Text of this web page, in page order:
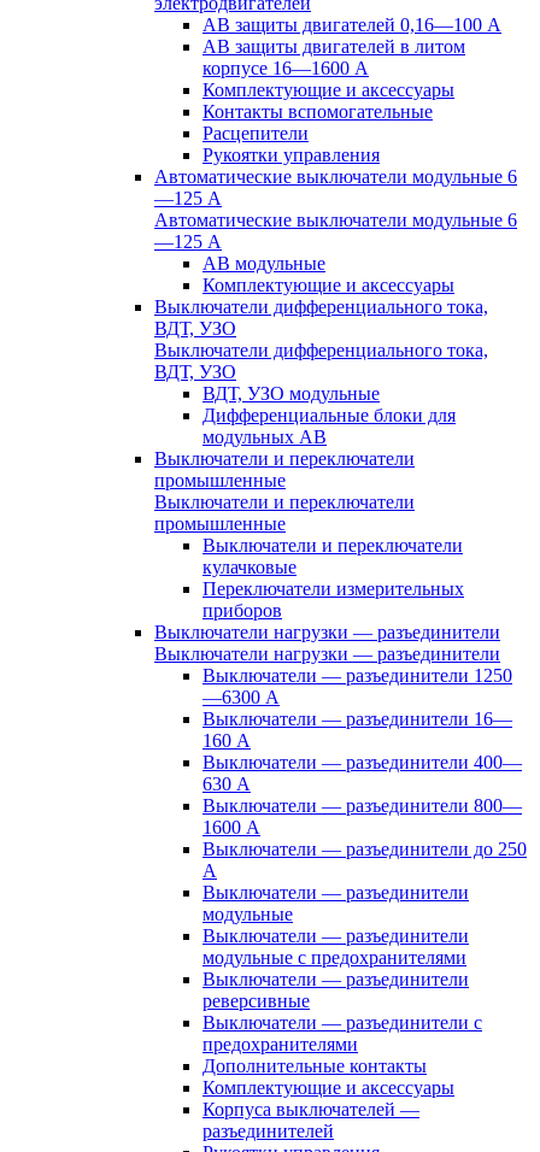
АВ защиты двигателей 0,16—100 А
АВ защиты двигателей в литом
корпусе 16—1600 А
Комплектующие и аксессуары
Контакты вспомогательные
Расцепители
Рукоятки управления
Автоматические выключатели модульные 6
—125 А
Автоматические выключатели модульные 6
—125 А
АВ модульные
Комплектующие и аксессуары
Выключатели дифференциального тока,
ВДТ, УЗО
Выключатели дифференциального тока,
ВДТ, УЗО
ВДТ, УЗО модульные
Дифференциальные блоки для
модульных АВ
Выключатели и переключатели
промышленные
Выключатели и переключатели
промышленные
Выключатели и переключатели
кулачковые
Переключатели измерительных
приборов
Выключатели нагрузки — разъединители
Выключатели нагрузки — разъединители
Выключатели — разъединители 1250
—6300 А
Выключатели — разъединители 16—
160 А
Выключатели — разъединители 400—
630 А
Выключатели — разъединители 800—
1600 А
Выключатели — разъединители до 250
А
Выключатели — разъединители
модульные
Выключатели — разъединители
модульные с предохранителями
Выключатели — разъединители
реверсивные
Выключатели — разъединители с
предохранителями
Дополнительные контакты
Комплектующие и аксессуары
Корпуса выключателей —
разъединителей